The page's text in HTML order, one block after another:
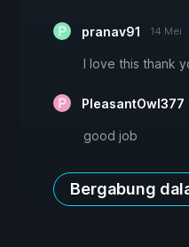
pranav91 14 Mei
I love this thank
PleasantOwl377
good job
Bergabung